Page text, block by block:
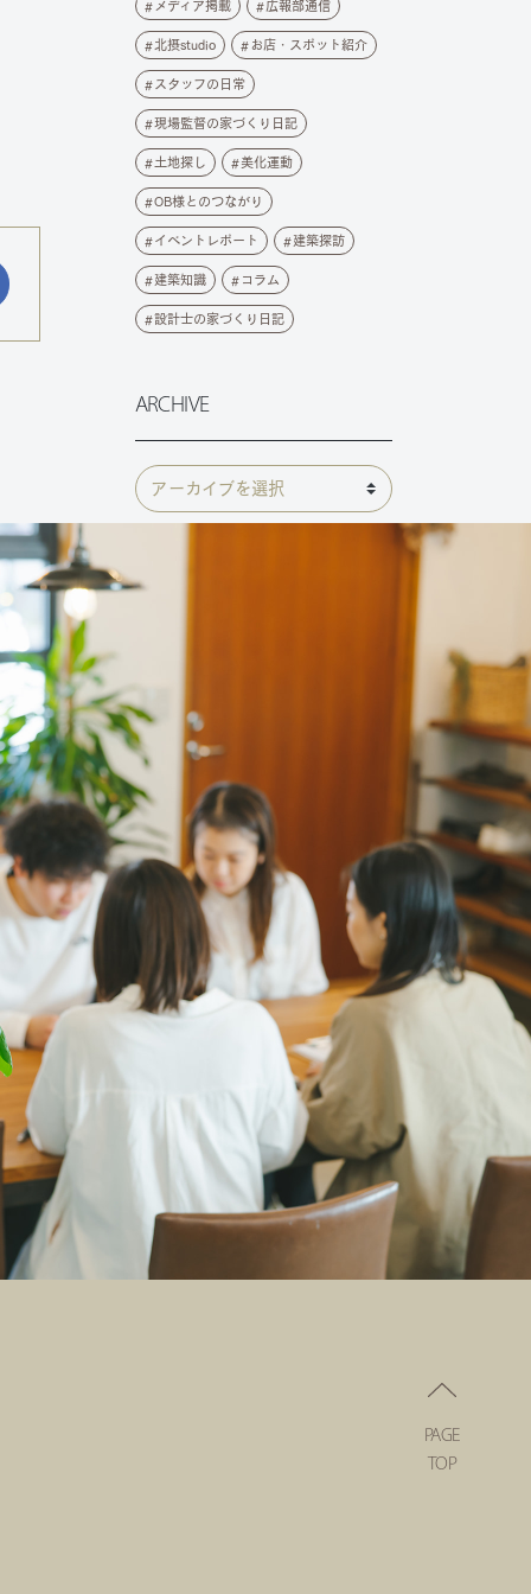
メディア掲載 広報部通信
北摂studio お店・スポット紹介
スタッフの日常
現場監督の家づくり日記
土地探し 美化運動
OB様とのつながり
イベントレポート 建築探訪
建築知識 コラム
設計士の家づくり日記
ARCHIVE
PAGE
TOP